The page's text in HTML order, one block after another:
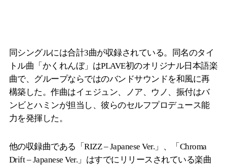
同シングルには合計3曲が収録されている。同名のタイ
トル曲「かくれんぼ」はPLAVE初のオリジナル日本語楽
曲で、グループならではのバンドサウンドを和風に再
構築した。作曲はイェジュン、ノア、ウノ、振付はバ
ンビとハミンが担当し、彼らのセルフプロデュース能
力を発揮した。
他の収録曲である「RIZZ – Japanese Ver.」、「Chroma
Drift – Japanese Ver.」はすでにリリースされている楽曲